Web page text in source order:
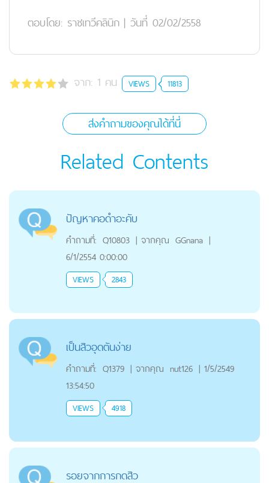
ตอบโดย: ราชเทวีคลินิก | วันที่ 02/02/2558
จาก: 1 คน VIEWS 11813
ส่งคำถามของคุณได้ที่นี่
Related Contents
ปัญหาคอดำอะคับ
คำถามที่: Q10803 | จากคุณ GGnana |
6/1/2554 0:00:00
VIEWS 2843
เป็นสิวอุดตันง่าย
คำถามที่: Q1379 | จากคุณ nut126 | 1/5/2549
13:54:50
VIEWS 4918
รอยจากการกดสิว